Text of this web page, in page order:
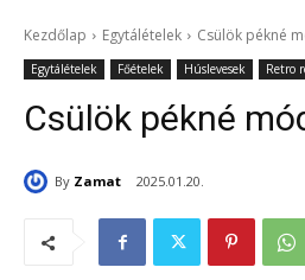
Kezdőlap Egytálételek Csülök pékné
Egytálételek Főételek Húslevesek Retro
Csülök pékné
By Zamat 2025.01.20.